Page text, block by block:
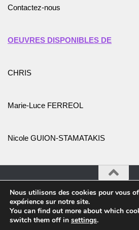
Contactez-nous
OEUVRES DISPONIBLES DE
CHRIS
Marie-Luce FERREOL
Nicole GUION-STAMATAKIS
Association Promotion de l'Art et des
droits réservés.
Nous utilisons des cookies pour vous
expérience sur notre site.
You can find out more about which
switch them off in settings.